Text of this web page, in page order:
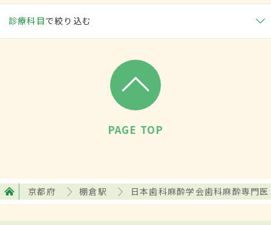
診療科目で絞り込む
PAGE TOP
京都府 棚倉駅 日本歯科麻酔学会歯科麻酔専門医